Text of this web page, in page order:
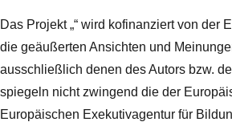
Das Projekt „“ wird kofinanziert von der
die geäußerten Ansichten und
ausschließlich denen des Autors bzw.
spiegeln nicht zwingend die der
Europäischen Exekutivagentur für